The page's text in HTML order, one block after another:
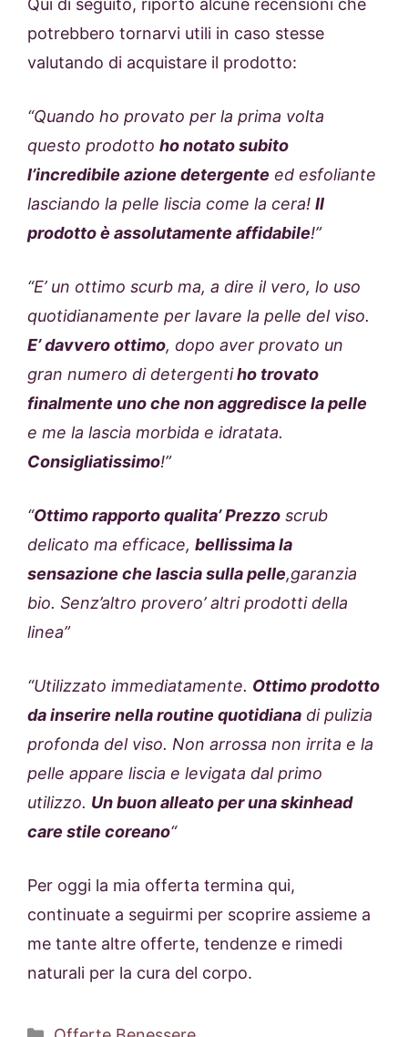
Qui di seguito, riporto alcune recensioni che
potrebbero tornarvi utili in caso stesse
valutando di acquistare il prodotto:
“Quando ho provato per la prima volta
questo prodotto ho notato subito
l’incredibile azione detergente ed esfoliante
lasciando la pelle liscia come la cera! Il
prodotto è assolutamente affidabile!”
“E’ un ottimo scurb ma, a dire il vero, lo uso
quotidianamente per lavare la pelle del viso.
E’ davvero ottimo, dopo aver provato un
gran numero di detergentiho trovato
finalmente uno che non aggredisce la pelle
e me la lascia morbida e idratata.
Consigliatissimo!”
“Ottimo rapporto qualita’ Prezzo scrub
delicato ma efficace, bellissima la
sensazione che lascia sulla pelle,garanzia
bio. Senz’altro provero’ altri prodotti della
linea”
“Utilizzato immediatamente. Ottimo prodotto
da inserire nella routine quotidiana di pulizia
profonda del viso. Non arrossa non irrita e la
pelle appare liscia e levigata dal primo
utilizzo. Un buon alleato per una skinhead
care stile coreano“
Per oggi la mia offerta termina qui,
continuate a seguirmi per scoprire assieme a
me tante altre offerte, tendenze e rimedi
naturali per la cura del corpo.
Categorie